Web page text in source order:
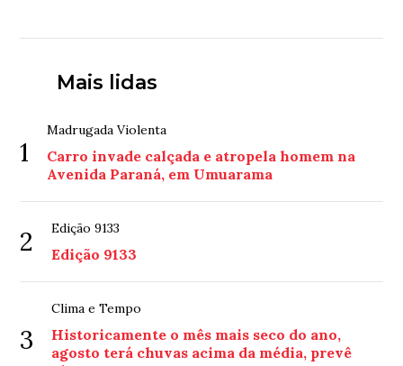
Mais lidas
1
Madrugada Violenta
Carro invade calçada e atropela homem na
Avenida Paraná, em Umuarama
2 Edição 9133
Edição 9133
3
Clima e Tempo
Historicamente o mês mais seco do ano,
agosto terá chuvas acima da média, prevê